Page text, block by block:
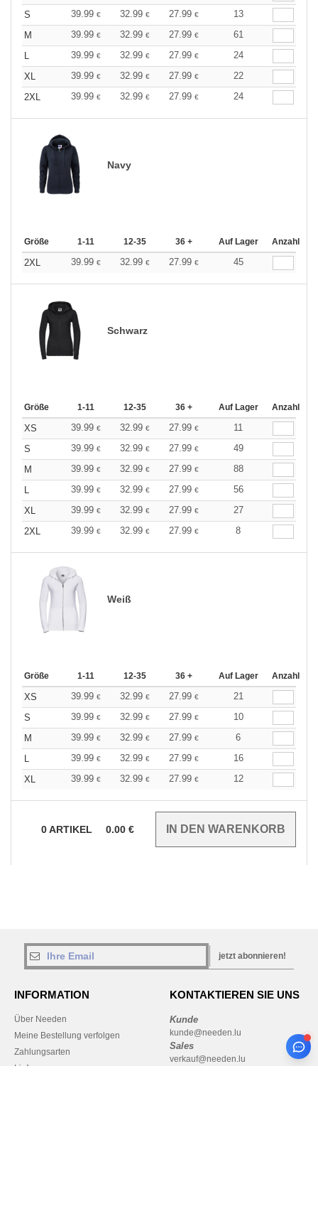
S
39.99 € 32.99 € 27.99 €
13
M
39.99 € 32.99 € 27.99 €
61
L
39.99 € 32.99 € 27.99 €
24
XL
39.99 € 32.99 € 27.99 €
22
2XL
39.99 € 32.99 € 27.99 € 24
Navy
Größe 1-11 12-35 36 + Auf Lager Anzahl
2XL 39.99 € 32.99 € 27.99 € 45
Schwarz
Größe 1-11 12-35 36 + Auf Lager Anzahl
XS 39.99 € 32.99 € 27.99 €
11
S
39.99 € 32.99 € 27.99 €
49
M
39.99 € 32.99 € 27.99 €
88
L
39.99 € 32.99 € 27.99 €
56
XL
39.99 € 32.99 € 27.99 €
27
2XL
39.99 € 32.99 € 27.99 € 8
Weiß
Größe 1-11 12-35 36 + Auf Lager Anzahl
XS 39.99 € 32.99 € 27.99 €
21
S
39.99 € 32.99 € 27.99 €
10
M
39.99 € 32.99 € 27.99 €
6
L
39.99 € 32.99 € 27.99 €
16
XL
39.99 € 32.99 € 27.99 € 12
0ARTIKEL 0.00 €
jetzt abonnieren!
INFORMATION
Über Needen
Meine Bestellung verfolgen
Zahlungsarten
Lieferung
KONTAKTIEREN SIE UNS
Kunde
kunde@needen.lu
Sales
verkauf@needen.lu